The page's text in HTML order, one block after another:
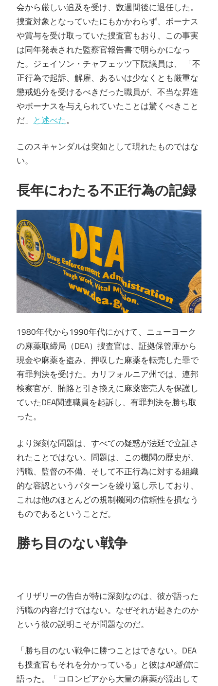
会から厳しい追及を受け、数週間後に退任した。
捜査対象となっていたにもかかわらず、ボーナス
や賞与を受け取っていた捜査官もおり、この事実
は同年発表された監察官報告書で明らかになっ
た。ジェイソン・チャフェッツ下院議員は、 「不
正行為で起訴、解雇、あるいは少なくとも厳重な
懲戒処分を受けるべきだった職員が、不当な昇進
やボーナスを与えられていたことは驚くべきこと
だ」 と述べた。
このスキャンダルは突如として現れたものではな
い。
長年にわたる不正行為の記録
1980年代から1990年代にかけて、ニューヨーク
の麻薬取締局（DEA）捜査官は、証拠保管庫から
現金や麻薬を盗み、押収した麻薬を転売した罪で
有罪判決を受けた。カリフォルニア州では、連邦
検察官が、賄賂と引き換えに麻薬密売人を保護し
ていたDEA関連職員を起訴し、有罪判決を勝ち取
った。
より深刻な問題は、すべての疑惑が法廷で立証さ
れたことではない。問題は、この機関の歴史が、
汚職、監督の不備、そして不正行為に対する組織
的な容認というパターンを繰り返し示しており、
これは他のほとんどの規制機関の信頼性を損なう
ものであるということだ。
勝ち目のない戦争
イリザリーの告白が特に深刻なのは、彼が語った
汚職の内容だけではない。なぜそれが起きたのか
という彼の説明こそが問題なのだ。
「勝ち目のない戦争に勝つことはできない。DEA
も捜査官もそれを分かっている」と彼はAP通信に
語った。「コロンビアから大量の麻薬が流出して